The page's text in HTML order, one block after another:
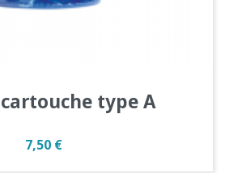
type A
Prix
7,50 €